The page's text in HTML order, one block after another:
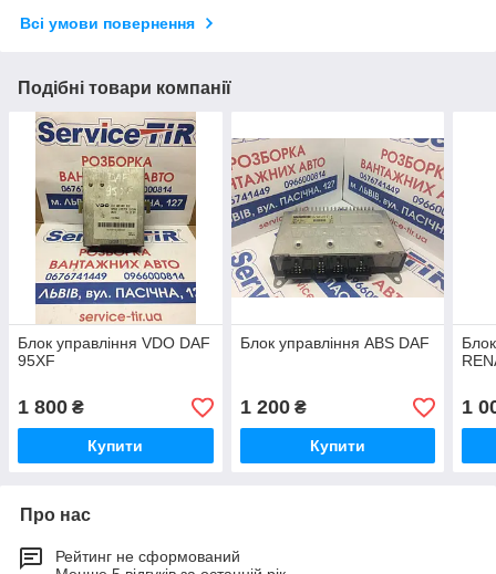
Всі умови повернення
Подібні товари компанії
Блок управління VDO DAF
95XF
1 800 ₴
Купити
Блок управління ABS DAF
1 200₴
Купити
1
Про нас
Рейтинг не сформований